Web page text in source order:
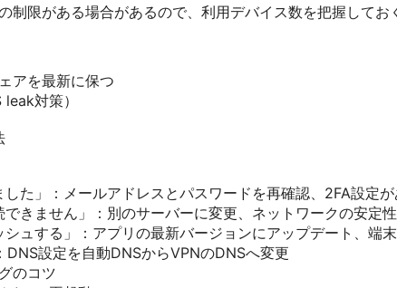
制限がある場合があるので、利用デバイス数を把握してお
アを最新に保つ
対策）
した」：メールアドレスとパスワードを再確認、2FA設定
できません」：別のサーバーに変更、ネットワークの安定
シュする」：アプリの最新バージョンにアップデート、端
DNS設定を自動DNSからVPNのDNSへ変更
のコツ